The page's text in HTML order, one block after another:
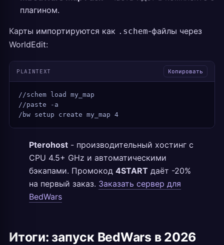
плагином.
Карты импортируются как .schem-файлы через
WorldEdit:
PLAINTEXT Копировать
//schem load my_map
//paste -a
/bw setup create my_map 4
Pterohost - производительный хостинг с
CPU 4.5+ GHz и автоматическими
бэкапами. Промокод 4START даёт -20%
на первый заказ. Заказать сервер для
BedWars
Итоги: запуск BedWars в 2026